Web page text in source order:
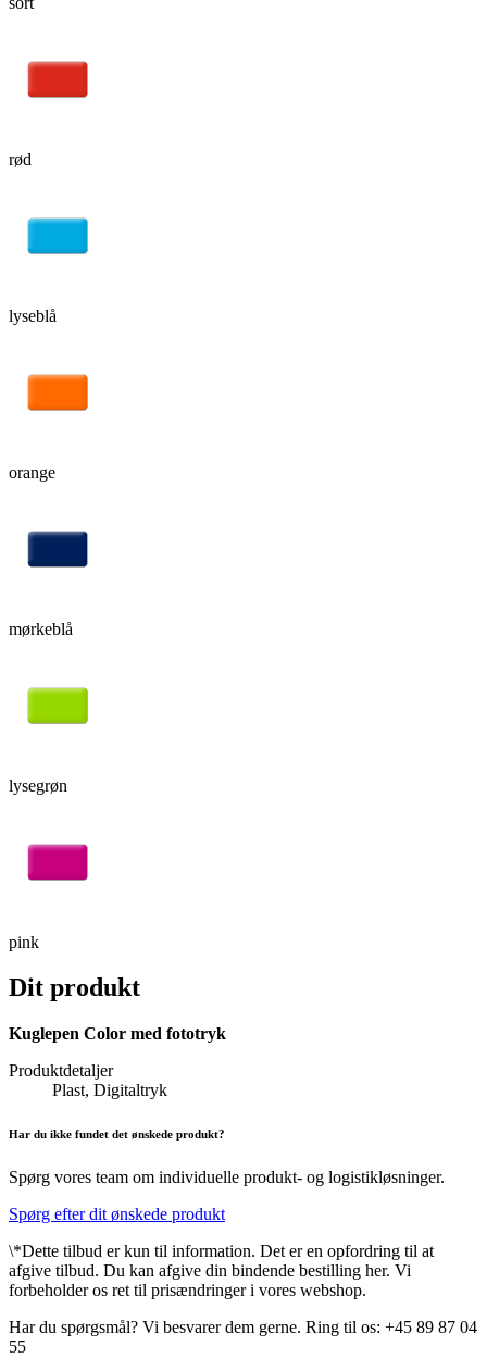
rød
lyseblå
orange
mørkeblå
lysegrøn
pink
Dit produkt
Kuglepen Color med fototryk
Produktdetaljer
Plast, Digitaltryk
Har du ikke fundet det ønskede produkt?
Spørg vores team om individuelle produkt- og logistikløsninger.
Spørg efter dit ønskede produkt
\*Dette tilbud er kun til information. Det er en opfordring til at
afgive tilbud. Du kan afgive din bindende bestilling her. Vi
forbeholder os ret til prisændringer i vores webshop.
Har du spørgsmål? Vi besvarer dem gerne. Ring til os: +45 89 87 04
55